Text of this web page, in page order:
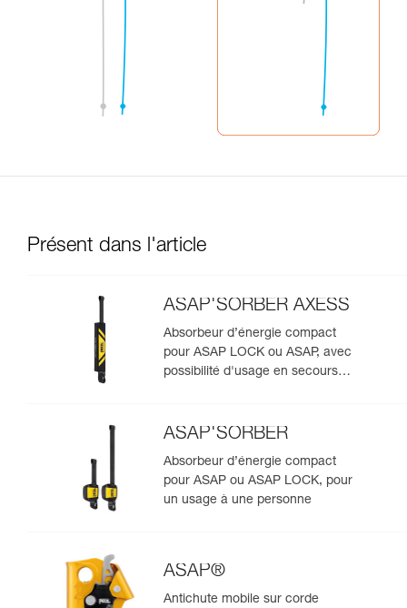
Présent dans l'article
ASAP'SORBER AXESS
Absorbeur d’énergie compact
pour ASAP LOCK ou ASAP, avec
possibilité d'usage en secours
ASAP'SORBER
Absorbeur d’énergie compact
pour ASAP ou ASAP LOCK, pour
un usage à une personne
ASAP®
Antichute mobile sur corde